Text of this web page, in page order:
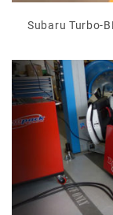
Subaru Turbo-